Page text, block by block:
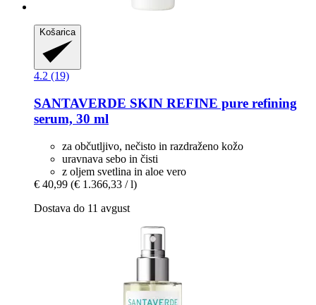
Košarica
4.2 (19)
SANTAVERDE SKIN REFINE pure refining
serum, 30 ml
za občutljivo, nečisto in razdraženo kožo
uravnava sebo in čisti
z oljem svetlina in aloe vero
€ 40,99 (€ 1.366,33 / l)
Dostava do 11 avgust